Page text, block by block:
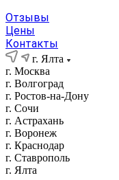
Отзывы
Цены
Контакты
г. Ялта
г. Москва
г. Волгоград
г. Ростов-на-Дону
г. Сочи
г. Астрахань
г. Воронеж
г. Краснодар
г. Ставрополь
г. Ялта